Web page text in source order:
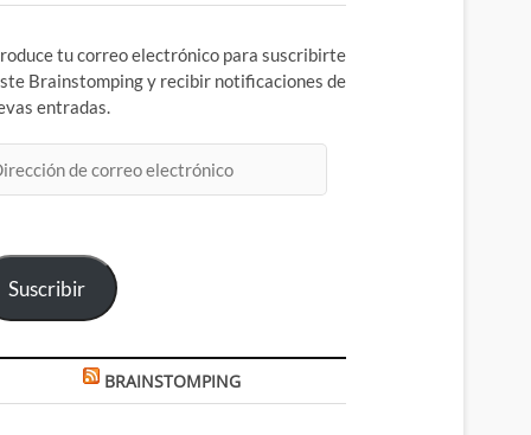
tu correo electrónico para suscribirte
Brainstomping y recibir notificaciones de
entradas.
Suscribir
BRAINSTOMPING